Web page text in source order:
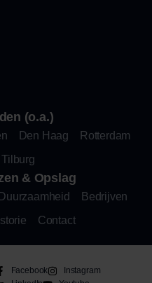
(o.a.)
Den Haag
Rotterdam
Tilburg
& Opslag
Duurzaamheid
Bedrijven
Contact
Facebook
Instagram